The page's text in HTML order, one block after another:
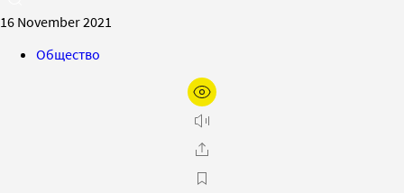
16 November 2021
Общество